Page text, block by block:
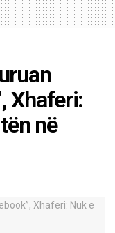
Xhaferi:
në